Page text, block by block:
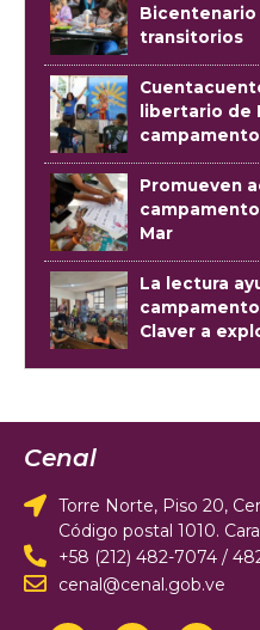
transitorios
libertario de
Promueven
Mar
La lectura
Claver a
Cenal
Torre Norte, Piso 20,
Código postal 1010.
+58 (212) 482-7074 /
cenal@cenal.gob.ve